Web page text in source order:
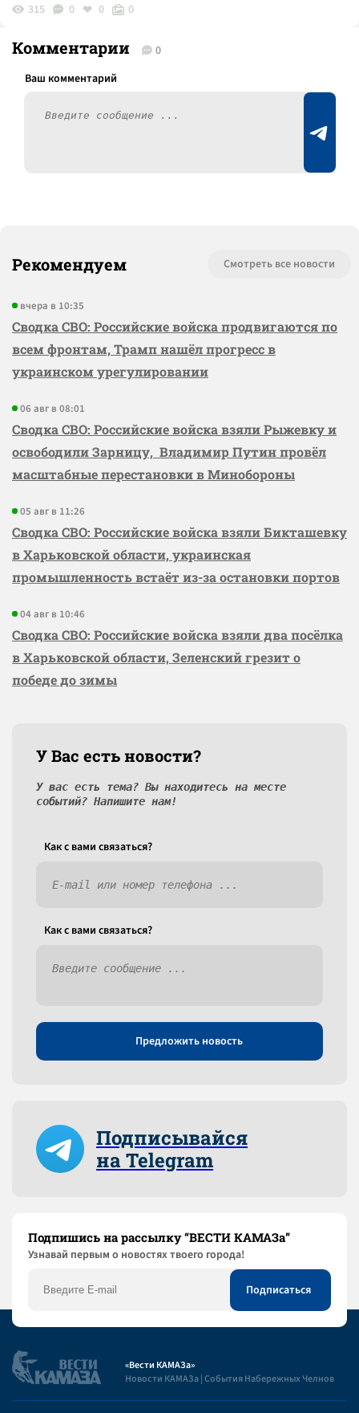
315 0 0 0
Комментарии 0
Рекомендуем Смотреть все новости
вчера в 10:35
Сводка СВО: Российские войска продвигаются по
всем фронтам, Трамп нашёл прогресс в
украинском урегулировании
06 авг в 08:01
Сводка СВО: Российские войска взяли Рыжевку и
освободили Зарницу, Владимир Путин провёл
масштабные перестановки в Минобороны
05 авг в 11:26
Сводка СВО: Российские войска взяли Бикташевку
в Харьковской области, украинская
промышленность встаёт из-за остановки портов
04 авг в 10:46
Сводка СВО: Российские войска взяли два посёлка
в Харьковской области, Зеленский грезит о
победе до зимы
У Вас есть новости?
У вас есть тема? Вы находитесь на месте
событий? Напишите нам!
Как c вами связаться?
Как c вами связаться?
Предложить новость
Подписывайся
на Telegram
Подпишись на рассылку “ВЕСТИ КАМАЗа”
Узнaвай первым о новостях твоего города!
«Вести КАМАЗа»
Новости КАМАЗа | События Набережных Челнов